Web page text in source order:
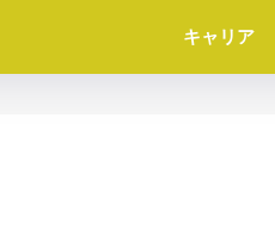
キャリア